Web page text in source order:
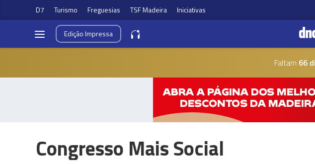
D7 Turismo Freguesias TSF Madeira Iniciativas
EdiçãoImpressa
Faltam 66
Congresso Mais Social